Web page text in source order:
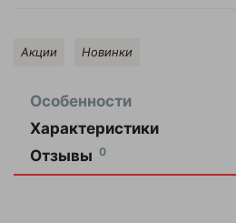
Акции Новинки
Особенности
Характеристики
Отзывы 0
Оставить
отзыв